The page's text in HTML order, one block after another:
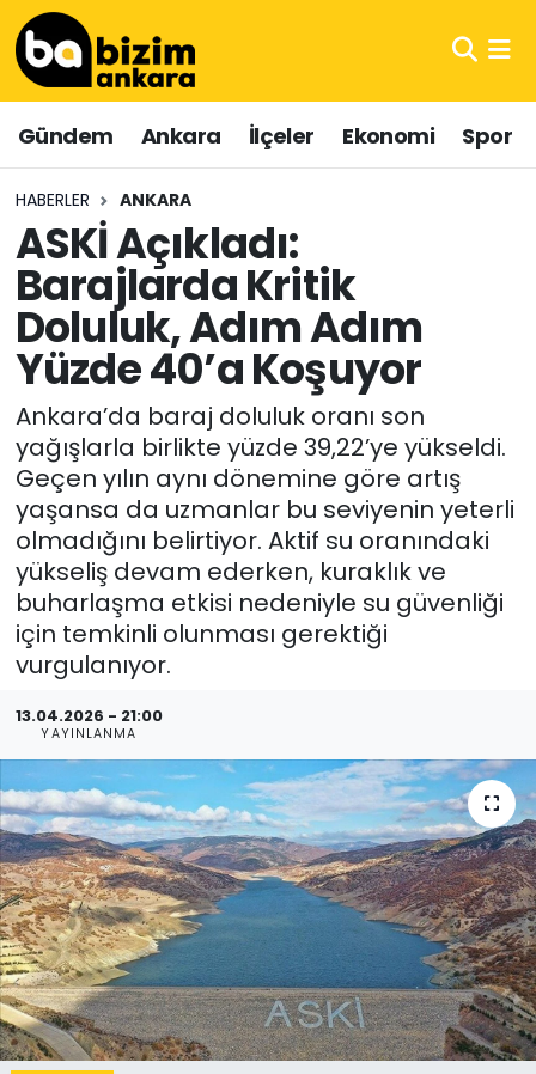
Gündem Ankara İlçeler Ekonomi Spor
HABERLER ANKARA
ASKİ Açıkladı:
Barajlarda Kritik
Doluluk, Adım Adım
Yüzde 40’a Koşuyor
Ankara’da baraj doluluk oranı son
yağışlarla birlikte yüzde 39,22’ye yükseldi.
Geçen yılın aynı dönemine göre artış
yaşansa da uzmanlar bu seviyenin yeterli
olmadığını belirtiyor. Aktif su oranındaki
yükseliş devam ederken, kuraklık ve
buharlaşma etkisi nedeniyle su güvenliği
için temkinli olunması gerektiği
vurgulanıyor.
13.04.2026 - 21:00
YAYINLANMA
Hava Durumu
Trafik Durumu
Süper Lig Puan Durumu ve Fikstür
Tüm Manşetler
Son Dakika Haberleri